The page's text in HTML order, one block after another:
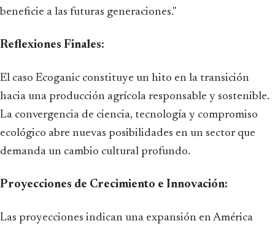
beneficie a las futuras generaciones."
Reflexiones Finales:
El caso Ecoganic constituye un hito en la transición
hacia una producción agrícola responsable y sostenible.
La convergencia de ciencia, tecnología y compromiso
ecológico abre nuevas posibilidades en un sector que
demanda un cambio cultural profundo.
Proyecciones de Crecimiento e Innovación:
Las proyecciones indican una expansión en América